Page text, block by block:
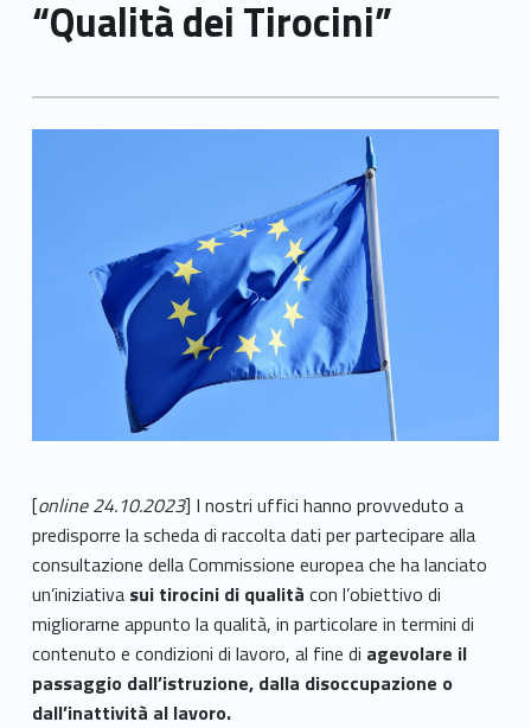
“Qualità dei Tirocini”
[online 24.10.2023] I nostri uffici hanno provveduto a
predisporre la scheda di raccolta dati per partecipare alla
consultazione della Commissione europea che ha lanciato
un’iniziativa sui tirocini di qualità con l’obiettivo di
migliorarne appunto la qualità, in particolare in termini di
contenuto e condizioni di lavoro, al fine di agevolare il
passaggio dall’istruzione, dalla disoccupazione o
dall’inattività al lavoro.